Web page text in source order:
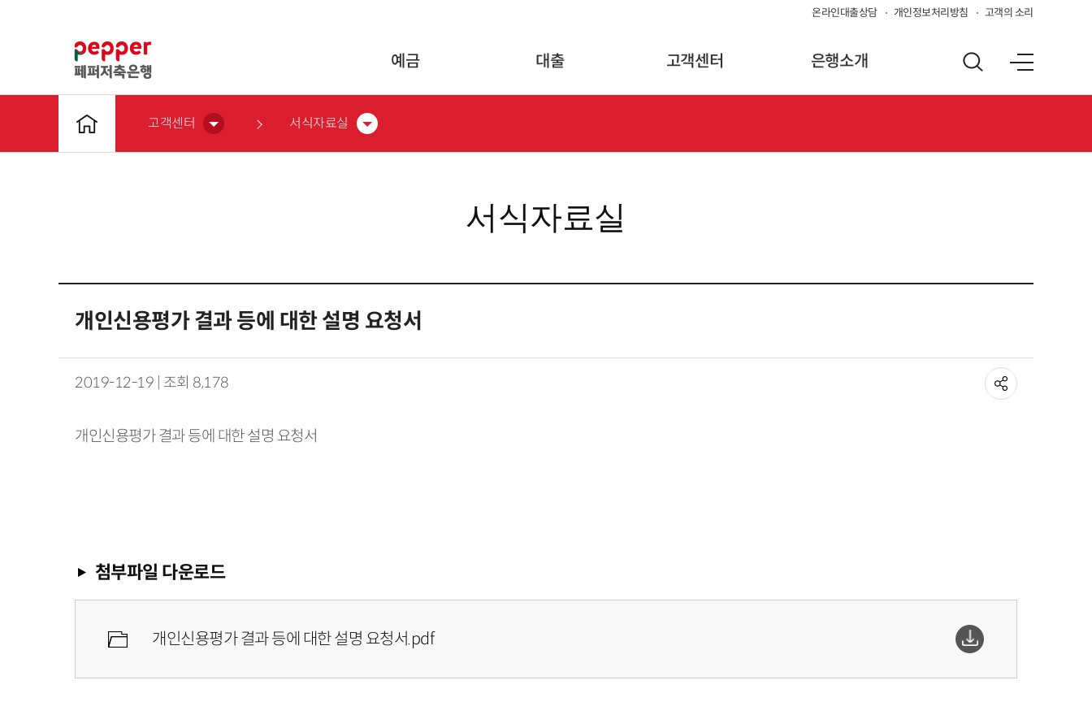
온라인대출상담 개인정보처리방침 고객의 소리
예금 대출 고객센터 은행소개
고객센터 서식자료실
서식자료실
개인신용평가 결과 등에 대한 설명 요청서
2019-12-19 | 조회 8,178
개인신용평가 결과 등에 대한 설명 요청서
첨부파일 다운로드
개인신용평가 결과 등에 대한 설명 요청서.pdf